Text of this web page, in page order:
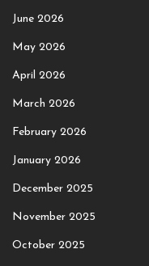
June 2026
May 2026
April 2026
March 2026
February 2026
January 2026
December 2025
November 2025
October 2025